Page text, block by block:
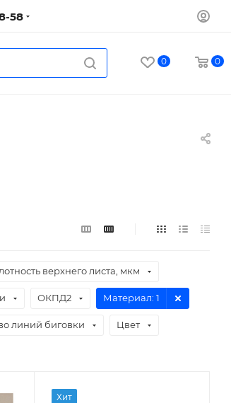
58
0 0
верхнего листа, мкм
ОКПД2 Материал: 1
линий биговки Цвет
Хит